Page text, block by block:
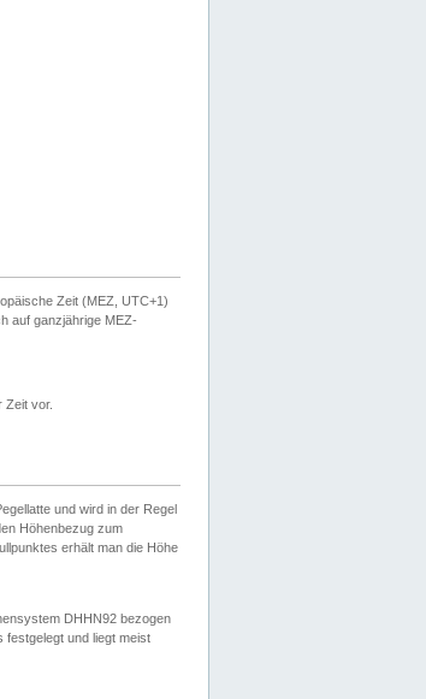
Zeit (MEZ, UTC+1)
auf ganzjährige MEZ-
Zeit vor.
und wird in der Regel
Höhenbezug zum
erhält man die Höhe
DHHN92 bezogen
festgelegt und liegt meist